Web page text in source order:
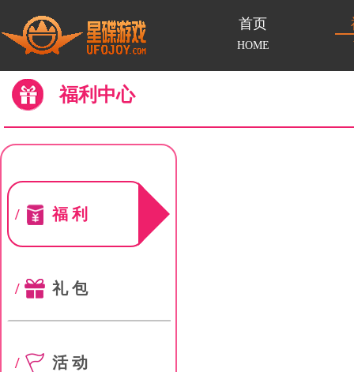
首页
HOME
福利中心
福利
/
礼包
/
活动
/